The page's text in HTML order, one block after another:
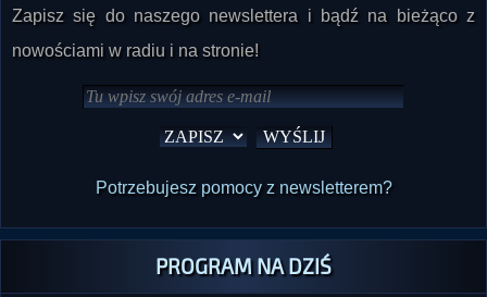
nowościami w radiu i na stronie!
Potrzebujesz pomocy z newsletterem?
PROGRAM NA DZIŚ
Akademia Wszelkiej Fikcji